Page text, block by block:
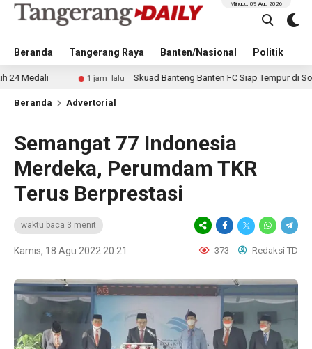
Beranda Tangerang Raya Banten/Nasional Politik
Minggu, 09 Agu 2026
1 jam lalu Skuad Banteng Banten FC Siap Tempur di Soekarno Cup
Beranda Advertorial
Semangat 77 Indonesia
Merdeka, Perumdam TKR
Terus Berprestasi
waktu baca 3 menit
Kamis, 18 Agu 2022 20:21 373 Redaksi TD